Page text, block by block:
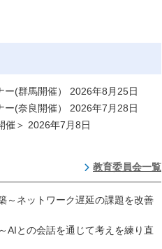
ー(群馬開催） 2026年8月25日
ー(奈良開催） 2026年7月28日
催＞ 2026年7月8日
教育委員会一覧
～ネットワーク遅延の課題を改善
AIとの会話を通じて考えを練り直